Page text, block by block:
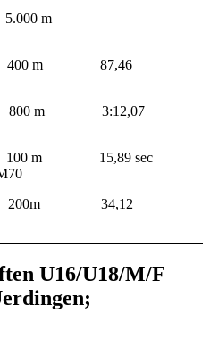
5.000 m
400 m 87,46
3:12,07
m 15,89 sec
34,12
U16/U18/M/F